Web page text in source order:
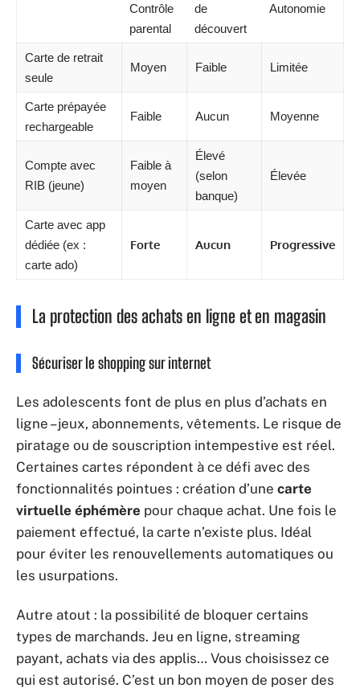
Contrôle
parental
de
découvert
Autonomie
Carte de retrait
seule
Moyen Faible Limitée
Carte prépayée
rechargeable
Faible Aucun Moyenne
Compte avec
RIB (jeune)
Faible à
moyen
Élevé
(selon
banque)
Élevée
Carte avec app
dédiée (ex :
carte ado)
Forte Aucun Progressive
La protection des achats en ligne et en magasin
Sécuriser le shopping sur internet
Les adolescents font de plus en plus d’achats en
ligne – jeux, abonnements, vêtements. Le risque de
piratage ou de souscription intempestive est réel.
Certaines cartes répondent à ce défi avec des
fonctionnalités pointues : création d’une carte
virtuelle éphémère pour chaque achat. Une fois le
paiement effectué, la carte n’existe plus. Idéal
pour éviter les renouvellements automatiques ou
les usurpations.
Autre atout : la possibilité de bloquer certains
types de marchands. Jeu en ligne, streaming
payant, achats via des applis… Vous choisissez ce
qui est autorisé. C’est un bon moyen de poser des